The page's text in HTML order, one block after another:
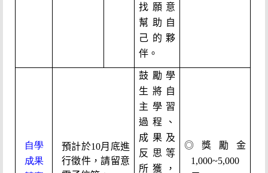
找願意
幫助自
己的夥
伴。
自學
成果
預計於10月底進
行徵件，請留意
鼓勵學
生將自
主學習
過程、
成果及
反思等
所獲，
◎獎勵金
1,000~5,000